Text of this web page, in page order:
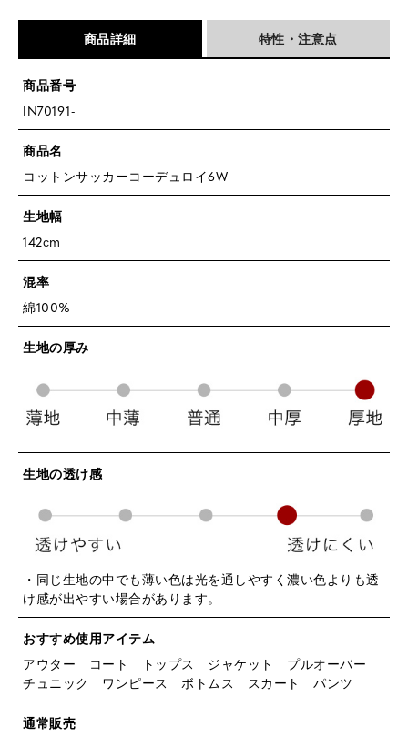
商品詳細
商品番号
IN70191-
商品名
コットンサッカーコーデュロイ6W
生地幅
142cm
混率
綿100%
生地の厚み
生地の透け感
・同じ生地の中でも薄い色は光を通しやすく濃い色よりも透
け感が出やすい場合があります。
おすすめ使用アイテム
アウター コート トップス ジャケット プルオーバー
チュニック ワンピース ボトムス スカート パンツ
通常販売
特性・注意点